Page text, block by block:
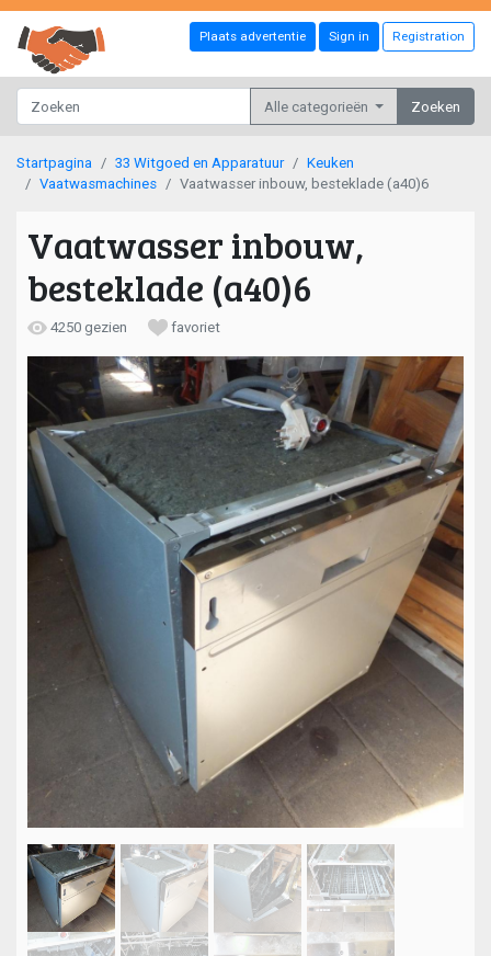
Plaats advertentie Sign in Registration
Alle categorieën Zoeken
Startpagina 33 Witgoed en Apparatuur
Keuken
Vaatwasmachines
Vaatwasser inbouw, besteklade (a40)6
Vaatwasser inbouw,
besteklade (a40)6
4250 gezien favoriet